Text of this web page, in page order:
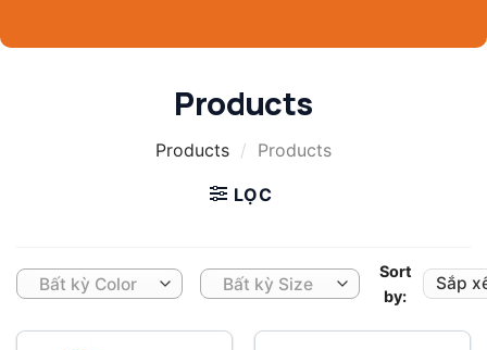
Products
Products / Products
LỌC
Bất kỳ Color Bất kỳ Size
Sort
by: